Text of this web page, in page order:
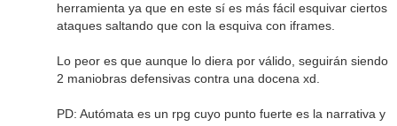
herramienta ya que en este sí es más fácil esquivar ciertos
ataques saltando que con la esquiva con iframes.
Lo peor es que aunque lo diera por válido, seguirán siendo
2 maniobras defensivas contra una docena xd.
PD: Autómata es un rpg cuyo punto fuerte es la narrativa y